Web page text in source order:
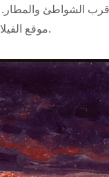
الشواطئ والمطار.
موقع الفيلا في النسيج الحضري.